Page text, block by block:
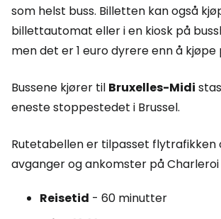
som helst buss. Billetten kan også
billettautomat eller i en kiosk på
men det er 1 euro dyrere enn å
Bussene kjører til Bruxelles-Midi
eneste stoppestedet i Brussel.
Rutetabellen er tilpasset flytrafikken
avganger og ankomster på
Reisetid - 60 minutter